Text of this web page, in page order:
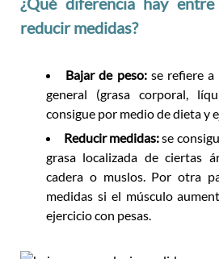
reducir medidas?
Bajar de peso: se refiere a
general (grasa corporal,
consigue por medio de dieta y
Reducir medidas:se
grasa localizada de ciertas
cadera o muslos. Por otra
medidas si el músculo
ejercicio con pesas.